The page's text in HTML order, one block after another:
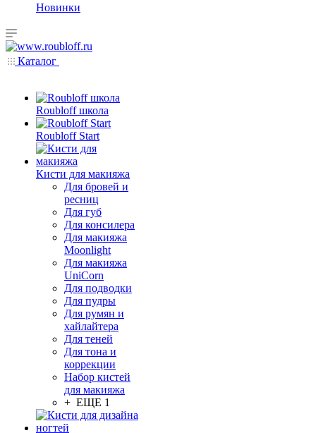
Новинки
Каталог
Roubloff школа
Roubloff Start
Кисти для макияжа
Для бровей и
ресниц
Для губ
Для консилера
Для макияжа
Moonlight
Для макияжа
UniCorn
Для подводки
Для пудры
Для румян и
хайлайтера
Для теней
Для тона и
коррекции
Набор кистей
для макияжа
+ ЕЩЕ 1